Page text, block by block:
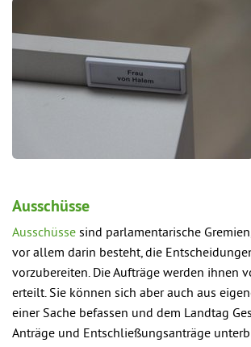
Ausschüsse
Ausschüsse sind parlamentarische
vor allem darin besteht, die
vorzubereiten. Die Aufträge werden ihnen
erteilt. Sie können sich aber auch aus
einer Sache befassen und dem Landtag
Anträge und Entschließungsanträge